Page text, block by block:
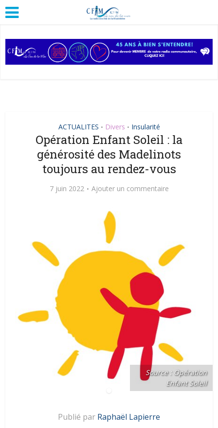
ACTUALITES • Divers • Insularité
Opération Enfant Soleil : la
générosité des Madelinots
toujours au rendez-vous
7 juin 2022 Ajouter un commentaire
Source : Opération
Enfant Soleil
Publié par Raphaël Lapierre